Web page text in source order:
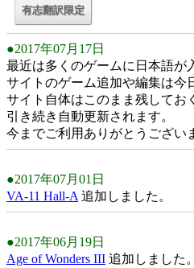
●2017年07月17日
最近は多くのゲームに日本語が
サイトのゲーム追加や編集は今
サイト自体はこのまま残してお
引き続き自動更新されます。
今までご利用ありがとうござい
●2017年07月01日
VA-11 Hall-A 追加しました。
●2017年06月19日
Age of Wonders III 追加しました